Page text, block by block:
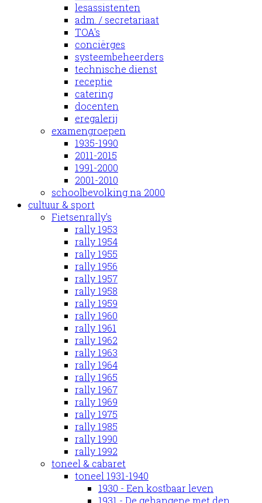
lesassistenten
adm. / secretariaat
TOA's
conciërges
systeembeheerders
technische dienst
receptie
catering
docenten
eregalerij
examengroepen
1935-1990
2011-2015
1991-2000
2001-2010
schoolbevolking na 2000
cultuur & sport
Fietsenrally's
rally 1953
rally 1954
rally 1955
rally 1956
rally 1957
rally 1958
rally 1959
rally 1960
rally 1961
rally 1962
rally 1963
rally 1964
rally 1965
rally 1967
rally 1969
rally 1975
rally 1985
rally 1990
rally 1992
toneel & cabaret
toneel 1931-1940
1930 - Een kostbaar leven
1931 - De gehangene met den